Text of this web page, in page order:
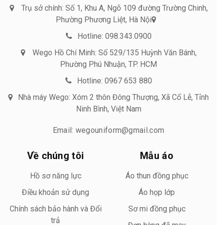
Trụ sở chính: Số 1, Khu A, Ngõ 109 đường Trường Chinh,
Phường Phương Liệt, Hà Nội
Hotline: 098.343.0900
Wego Hồ Chí Minh: Số 529/135 Huỳnh Văn Bánh,
Phường Phú Nhuận, TP. HCM
Hotline: 0967 653 880
Nhà máy Wego: Xóm 2 thôn Đông Thượng, Xã Cổ Lễ, Tỉnh
Ninh Bình, Việt Nam
Email: wegouniform@gmail.com
Về chúng tôi
Hồ sơ năng lực
Điều khoản sử dụng
Chính sách bảo hành và Đổi
trả
Mẫu áo
Áo thun đồng phục
Áo họp lớp
Sơ mi đồng phục